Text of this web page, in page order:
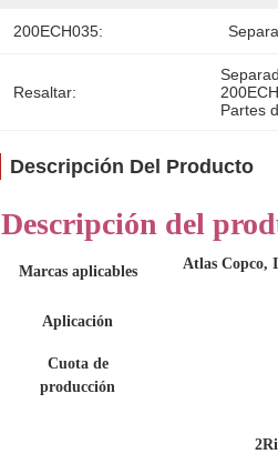
200ECH035:
Resaltar:
Partes
Descripción Del Producto
Descripción del
Marcas aplicables
Atlas Copco,
Aplicación
Cuota de
producción